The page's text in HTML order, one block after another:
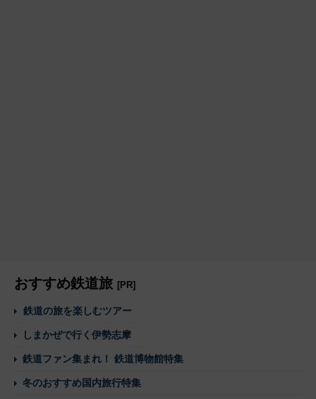
おすすめ鉄道旅 [PR]
鉄道の旅を楽しむツアー
しまかぜで行く伊勢志摩
鉄道ファン集まれ！ 鉄道博物館特集
冬のおすすめ国内旅行特集